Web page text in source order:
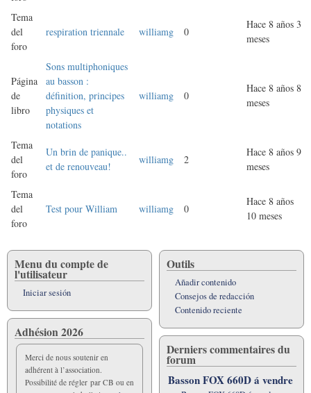
Tema
del
foro
respiration triennale williamg 0
Hace 8 años 3
meses
Página
de
libro
Sons multiphoniques
au basson :
définition, principes
physiques et
notations
williamg 0
Hace 8 años 8
meses
Tema
del
foro
Un brin de panique..
et de renouveau!
williamg 2
Hace 8 años 9
meses
Tema
del
foro
Test pour William williamg 0
Hace 8 años
10 meses
Menu du compte de
l'utilisateur
Iniciar sesión
Adhésion 2026
Merci de nous soutenir en
adhérent à l’association.
Possibilité de régler par CB ou en
Outils
Añadir contenido
Consejos de redacción
Contenido reciente
Derniers commentaires du
forum
Basson FOX 660D á vendre